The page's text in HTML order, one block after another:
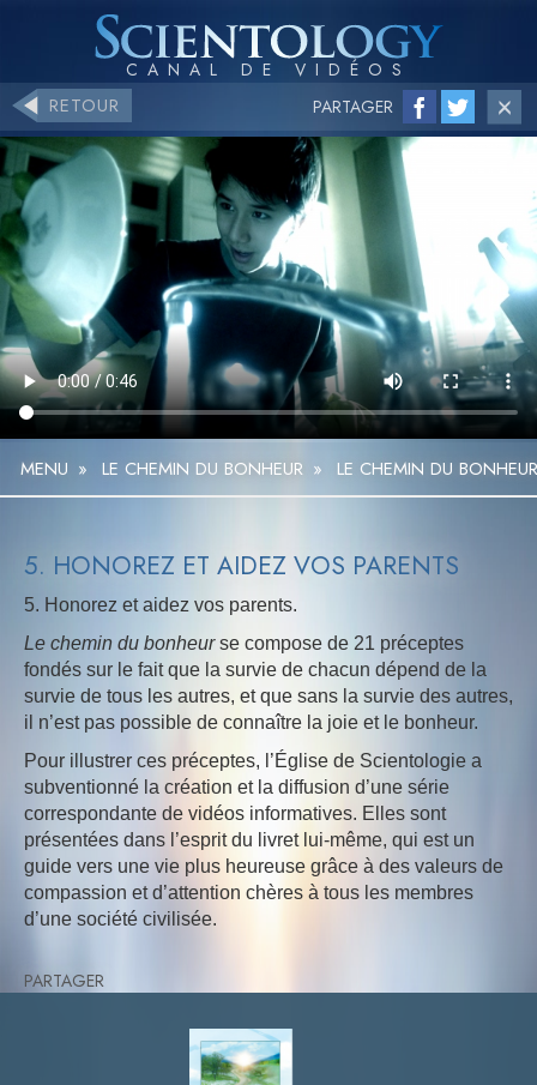
RETOUR PARTAGER
MENU » LE CHEMIN DU BONHEUR » LE CHEMIN DU
5. HONOREZ ET AIDEZ VOS PARENTS
5. Honorez et aidez vos parents.
Le chemin du bonheurse compose de 21 préceptes
fondés sur le fait que la survie de chacun dépend de la
survie de tous les autres, et que sans la survie des autres,
il n’est pas possible de connaître la joie et le bonheur.
Pour illustrer ces préceptes, l’Église de Scientologie a
subventionné la création et la diffusion d’une série
correspondante de vidéos informatives. Elles sont
présentées dans l’esprit du livret lui-même, qui est un
guide vers une vie plus heureuse grâce à des valeurs de
compassion et d’attention chères à tous les membres
d’une société civilisée.
PARTAGER